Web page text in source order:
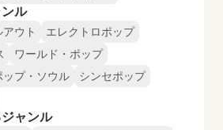
ル
ウト
エレクトロポップ
ワールド・ポップ
ップ・ソウル
シンセポップ
ャンル